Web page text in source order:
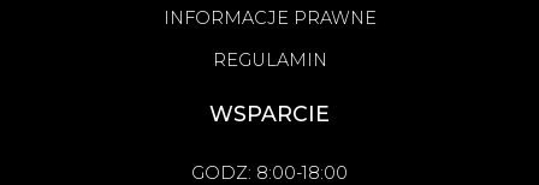
INFORMACJE PRAWNE
REGULAMIN
WSPARCIE
GODZ: 8:00-18:00